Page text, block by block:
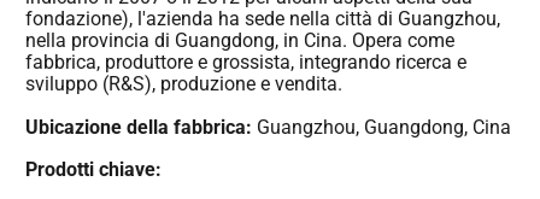
fondazione), l'azienda ha sede nella città di Guangzhou,
nella provincia di Guangdong, in Cina. Opera come
fabbrica, produttore e grossista, integrando ricerca e
sviluppo (R&S), produzione e vendita.
Ubicazione della fabbrica: Guangzhou, Guangdong, Cina
Prodotti chiave: